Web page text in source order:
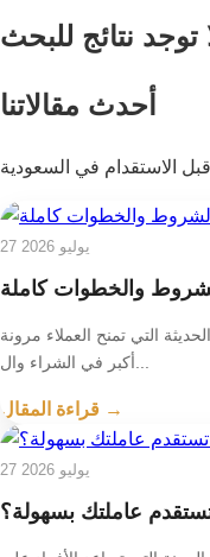
توجد نتائج للبحث
أحدث مقالاتنا
الاستقدام في السعودية
27 يوليو 2026
والخطوات كاملة
التي تمنح العملاء مرونة
أكبر في الشراء وال...
قراءة المقال →
27 يوليو 2026
عاملتك بسهولة؟